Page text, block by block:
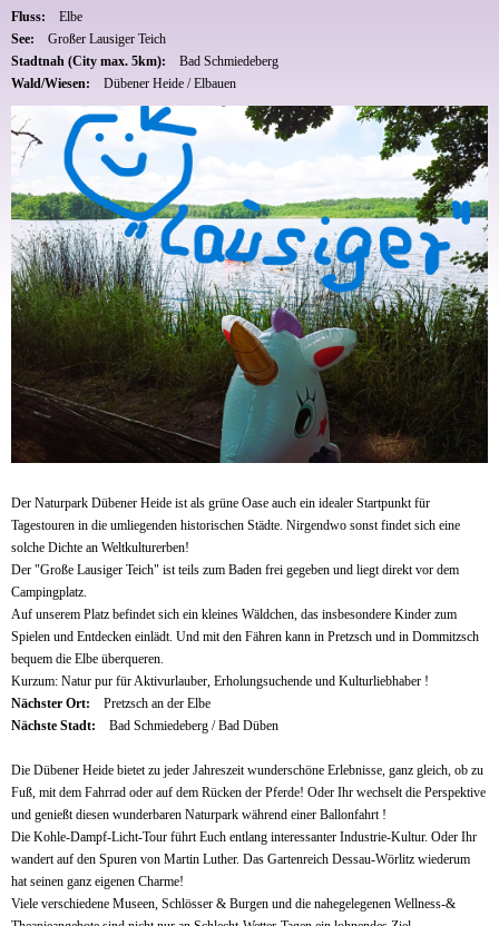
Fluss:
Elbe
See:
Großer Lausiger Teich
Stadtnah (City max. 5km):
Bad Schmiedeberg
Wald/Wiesen:
Dübener Heide / Elbauen
Der Naturpark Dübener Heide ist als grüne Oase auch ein idealer Startpunkt für
Tagestouren in die umliegenden historischen Städte. Nirgendwo sonst findet sich eine
solche Dichte an Weltkulturerben!
Der "Große Lausiger Teich" ist teils zum Baden frei gegeben und liegt direkt vor dem
Campingplatz.
Auf unserem Platz befindet sich ein kleines Wäldchen, das insbesondere Kinder zum
Spielen und Entdecken einlädt. Und mit den Fähren kann in Pretzsch und in Dommitzsch
bequem die Elbe überqueren.
Kurzum: Natur pur für Aktivurlauber, Erholungsuchende und Kulturliebhaber !
Nächster Ort:
Pretzsch an der Elbe
Nächste Stadt:
Bad Schmiedeberg / Bad Düben
Die Dübener Heide bietet zu jeder Jahreszeit wunderschöne Erlebnisse, ganz gleich, ob zu
Fuß, mit dem Fahrrad oder auf dem Rücken der Pferde! Oder Ihr wechselt die Perspektive
und genießt diesen wunderbaren Naturpark während einer Ballonfahrt !
Die Kohle-Dampf-Licht-Tour führt Euch entlang interessanter Industrie-Kultur. Oder Ihr
wandert auf den Spuren von Martin Luther. Das Gartenreich Dessau-Wörlitz wiederum
hat seinen ganz eigenen Charme!
Viele verschiedene Museen, Schlösser & Burgen und die nahegelegenen Wellness-&